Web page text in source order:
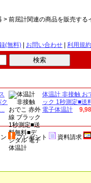
前屈計関連の商品を販売する
(無料) お問い合わせ 利用規約
体温計 非接触 お
ック 1秒測定■送
電子体温計
プレゼント 資料請求